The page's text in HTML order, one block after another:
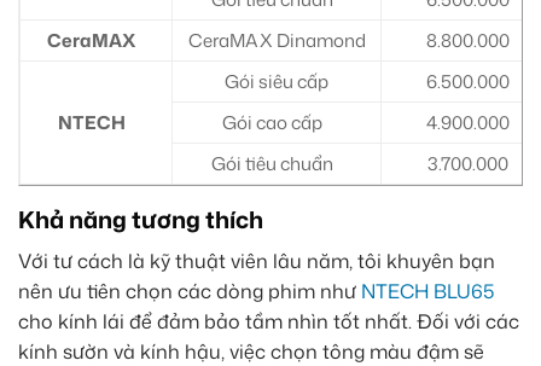
CeraMAX
CeraMAX Dinamond 8.800.000
NTECH
Gói siêu cấp
6.500.000
Gói cao cấp
4.900.000
Gói tiêu chuẩn
3.700.000
Khả năng tương thích
Với tư cách là kỹ thuật viên lâu năm, tôi khuyên bạn
nên ưu tiên chọn các dòng phim như NTECH BLU65
cho kính lái để đảm bảo tầm nhìn tốt nhất. Đối với các
kính sườn và kính hậu, việc chọn tông màu đậm sẽ